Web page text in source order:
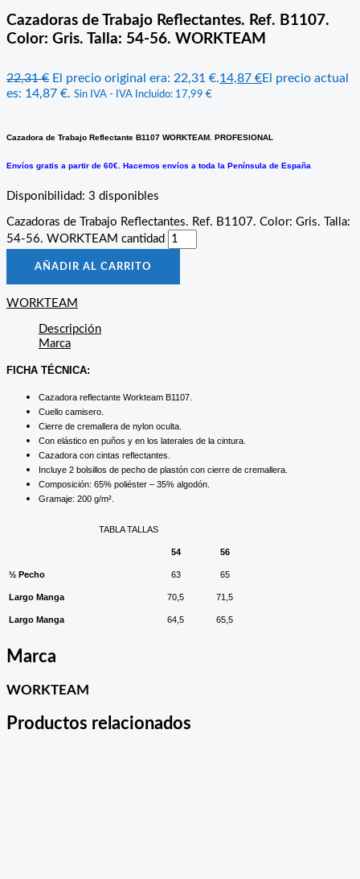
Cazadoras de Trabajo Reflectantes. Ref. B1107.
Color: Gris. Talla: 54-56. WORKTEAM
22,31€ El precio original era: 22,31 €.14,87 €El precio actual
es: 14,87 €. Sin IVA - IVA Incluido: 17,99 €
Cazadora de Trabajo Reflectante B1107 WORKTEAM. PROFESIONAL
Envíos gratis a partir de 60€. Hacemos envíos a toda la Península de España
Disponibilidad: 3 disponibles
Cazadoras de Trabajo Reflectantes. Ref. B1107. Color: Gris. Talla:
54-56. WORKTEAM cantidad
AÑADIR AL CARRITO
WORKTEAM
Descripción
Marca
FICHA TÉCNICA:
Cazadora reflectante Workteam B1107.
Cuello camisero.
Cierre de cremallera de nylon oculta.
Con elástico en puños y en los laterales de la cintura.
Cazadora con cintas reflectantes.
Incluye 2 bolsillos de pecho de plastón con cierre de cremallera.
Composición: 65% poliéster – 35% algodón.
Gramaje: 200 g/m².
TABLA TALLAS
54 56
½ Pecho 63 65
Largo Manga 70,5 71,5
Largo Manga 64,5 65,5
Marca
WORKTEAM
Productos relacionados